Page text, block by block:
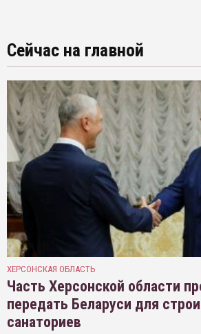
Сейчас на главной
ХЕРСОНСКАЯ ОБЛАСТЬ
Часть Херсонской области
передать Беларуси для
санаториев